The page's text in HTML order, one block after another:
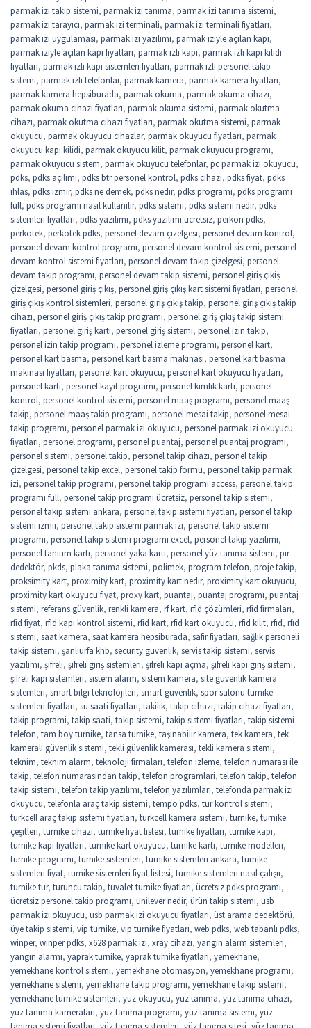
parmak izi takip sistemi, parmak izi tanıma, parmak izi tanıma sistemi,
parmak izi tarayıcı, parmak izi terminali, parmak izi terminali fiyatları,
parmak izi uygulaması, parmak izi yazılımı, parmak iziyle açılan kapı,
parmak iziyle açılan kapı fiyatları, parmak izli kapı, parmak izli kapı kilidi
fiyatları, parmak izli kapı sistemleri fiyatları, parmak izli personel takip
sistemi, parmak izli telefonlar, parmak kamera, parmak kamera fiyatları,
parmak kamera hepsiburada, parmak okuma, parmak okuma cihazı,
parmak okuma cihazı fiyatları, parmak okuma sistemi, parmak okutma
cihazı, parmak okutma cihazı fiyatları, parmak okutma sistemi, parmak
okuyucu, parmak okuyucu cihazlar, parmak okuyucu fiyatları, parmak
okuyucu kapı kilidi, parmak okuyucu kilit, parmak okuyucu programı,
parmak okuyucu sistem, parmak okuyucu telefonlar, pc parmak izi okuyucu,
pdks, pdks açılımı, pdks btr personel kontrol, pdks cihazı, pdks fiyat, pdks
ihlas, pdks izmir, pdks ne demek, pdks nedir, pdks programı, pdks programı
full, pdks programı nasıl kullanılır, pdks sistemi, pdks sistemi nedir, pdks
sistemleri fiyatları, pdks yazılımı, pdks yazılımı ücretsiz, perkon pdks,
perkotek, perkotek pdks, personel devam çizelgesi, personel devam kontrol,
personel devam kontrol programı, personel devam kontrol sistemi, personel
devam kontrol sistemi fiyatları, personel devam takip çizelgesi, personel
devam takip programı, personel devam takip sistemi, personel giriş çikiş
çizelgesi, personel giriş çıkış, personel giriş çıkış kart sistemi fiyatları, personel
giriş çıkış kontrol sistemleri, personel giriş çıkış takip, personel giriş çıkış takip
cihazı, personel giriş çıkış takip programı, personel giriş çıkış takip sistemi
fiyatları, personel giriş kartı, personel giriş sistemi, personel izin takip,
personel izin takip programı, personel izleme programı, personel kart,
personel kart basma, personel kart basma makinası, personel kart basma
makinası fiyatları, personel kart okuyucu, personel kart okuyucu fiyatları,
personel kartı, personel kayıt programı, personel kimlik kartı, personel
kontrol, personel kontrol sistemi, personel maaş programı, personel maaş
takip, personel maaş takip programı, personel mesai takip, personel mesai
takip programı, personel parmak izi okuyucu, personel parmak izi okuyucu
fiyatları, personel programı, personel puantaj, personel puantaj programı,
personel sistemi, personel takip, personel takip cihazı, personel takip
çizelgesi, personel takip excel, personel takip formu, personel takip parmak
izi, personel takip programı, personel takip programı access, personel takip
programı full, personel takip programı ücretsiz, personel takip sistemi,
personel takip sistemi ankara, personel takip sistemi fiyatları, personel takip
sistemi izmir, personel takip sistemi parmak izi, personel takip sistemi
programı, personel takip sistemi programı excel, personel takip yazılımı,
personel tanıtım kartı, personel yaka kartı, personel yüz tanıma sistemi, pır
dedektör, pkds, plaka tanıma sistemi, polimek, program telefon, proje takip,
proksimity kart, proximity kart, proximity kart nedir, proximity kart okuyucu,
proximity kart okuyucu fiyat, proxy kart, puantaj, puantaj programı, puantaj
sistemi, referans güvenlik, renkli kamera, rf kart, rfid çözümleri, rfid firmaları,
rfid fiyat, rfid kapı kontrol sistemi, rfid kart, rfid kart okuyucu, rfid kilit, rfıd, rfıd
sistemi, saat kamera, saat kamera hepsiburada, safir fiyatları, sağlık personeli
takip sistemi, şanlıurfa khb, security guvenlik, servis takip sistemi, servis
yazılımı, şifreli, şifreli giriş sistemleri, şifreli kapı açma, şifreli kapı giriş sistemi,
şifreli kapı sistemleri, sistem alarm, sistem kamera, site güvenlik kamera
sistemleri, smart bilgi teknolojileri, smart güvenlik, spor salonu turnike
sistemleri fiyatları, su saati fiyatları, takilik, takip cihazı, takip cihazı fiyatları,
takip programi, takip saati, takip sistemi, takip sistemi fiyatları, takip sistemi
telefon, tam boy turnike, tansa turnike, taşınabilir kamera, tek kamera, tek
kameralı güvenlik sistemi, tekli güvenlik kamerası, tekli kamera sistemi,
teknim, teknim alarm, teknoloji firmaları, telefon izleme, telefon numarası ile
takip, telefon numarasından takip, telefon programlari, telefon takip, telefon
takip sistemi, telefon takip yazılımı, telefon yazılımları, telefonda parmak izi
okuyucu, telefonla araç takip sistemi, tempo pdks, tur kontrol sistemi,
turkcell araç takip sistemi fiyatları, turkcell kamera sistemi, turnike, turnike
çeşitleri, turnike cihazı, turnike fiyat listesi, turnike fiyatları, turnike kapı,
turnike kapı fiyatları, turnike kart okuyucu, turnike kartı, turnike modelleri,
turnike programı, turnike sistemleri, turnike sistemleri ankara, turnike
sistemleri fiyat, turnike sistemleri fiyat listesi, turnike sistemleri nasıl çalışır,
turnike tur, turuncu takip, tuvalet turnike fiyatları, ücretsiz pdks programı,
ücretsiz personel takip programı, unilever nedir, ürün takip sistemi, usb
parmak izi okuyucu, usb parmak izi okuyucu fiyatları, üst arama dedektörü,
üye takip sistemi, vip turnike, vip turnike fiyatları, web pdks, web tabanlı pdks,
winper, winper pdks, x628 parmak izi, xray cihazı, yangın alarm sistemleri,
yangın alarmı, yaprak turnike, yaprak turnike fiyatları, yemekhane,
yemekhane kontrol sistemi, yemekhane otomasyon, yemekhane programı,
yemekhane sistemi, yemekhane takip programı, yemekhane takip sistemi,
yemekhane turnike sistemleri, yüz okuyucu, yüz tanıma, yüz tanıma cihazı,
yüz tanıma kameraları, yüz tanıma programı, yüz tanıma sistemi, yüz